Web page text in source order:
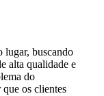
lugar, buscando
alta qualidade e
do
que os clientes